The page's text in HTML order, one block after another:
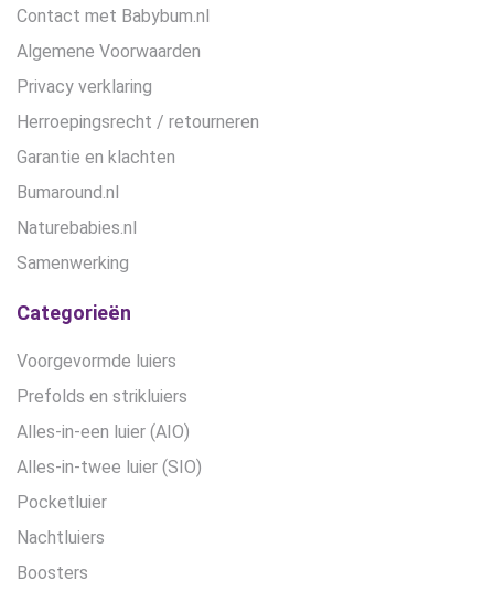
Contact met Babybum.nl
Algemene Voorwaarden
Privacy verklaring
Herroepingsrecht / retourneren
Garantie en klachten
Bumaround.nl
Naturebabies.nl
Samenwerking
Categorieën
Voorgevormde luiers
Prefolds en strikluiers
Alles-in-een luier (AIO)
Alles-in-twee luier (SIO)
Pocketluier
Nachtluiers
Boosters